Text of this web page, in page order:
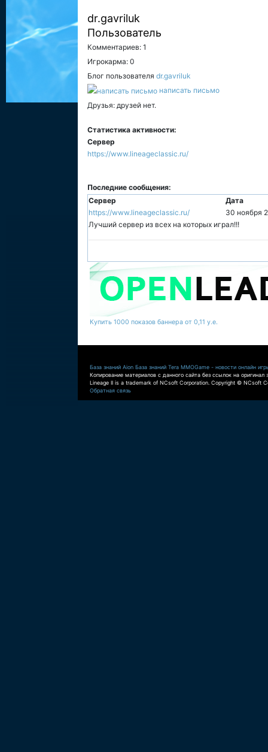
dr.gavriluk
Пользователь
Комментариев: 1
Игрокарма: 0
Блог пользователя dr.gavriluk
написать письмо
Друзья: друзей нет.
Статистика активности:
Сервер
https://www.lineageclassic.ru/
Последние сообщения:
Сервер
Дата
https://www.lineageclassic.ru/
30 ноября
Лучший сервер из всех на которых играл!!!
Купить 1000 показов баннера от 0,11 у.е.
База знаний Aion База знаний Tera MMOGame - новости онлайн
Копирование материалов с данного сайта без ссылок на оригинал
Lineage II is a trademark of NCsoft Corporation. Copyright © NCsoft
Обратная связь